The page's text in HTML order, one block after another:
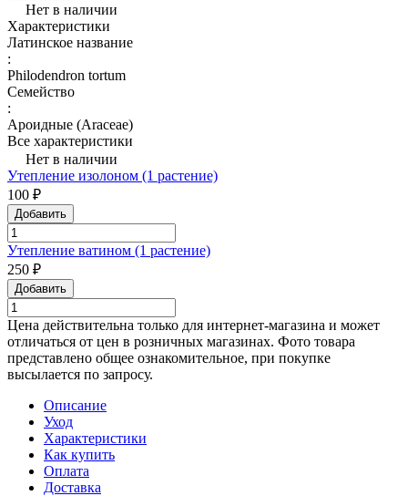
Нет в наличии
Характеристики
Латинское название
:
Philodendron tortum
Семейство
:
Ароидные (Araceae)
Все характеристики
Нет в наличии
Утепление изолоном (1 растение)
100 ₽
Добавить
Утепление ватином (1 растение)
250 ₽
Добавить
Цена действительна только для интернет-магазина и может
отличаться от цен в розничных магазинах. Фото товара
представлено общее ознакомительное, при покупке
высылается по запросу.
Описание
Уход
Характеристики
Как купить
Оплата
Доставка